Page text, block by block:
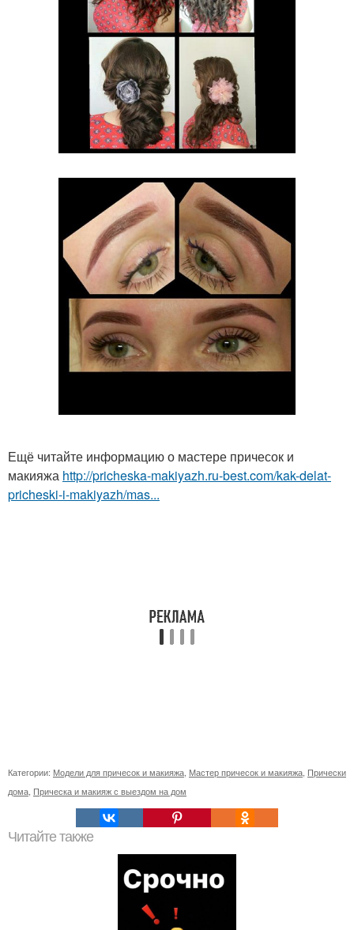
Ещё читайте информацию о мастере причесок и
макияжа http://pricheska-makiyazh.ru-best.com/kak-delat-
pricheski-i-makiyazh/mas...
Категории: Модели для причесок и макияжа Мастер причесок и макияжа Прически
дома Прическа и макияж с выездом на дом
Читайте также